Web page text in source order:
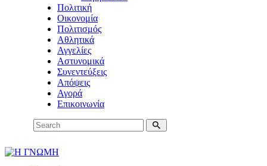
Πολιτική
Οικονομία
Πολιτισμός
Αθλητικά
Αγγελίες
Αστυνομικά
Συνεντεύξεις
Απόψεις
Αγορά
Επικοινωνία